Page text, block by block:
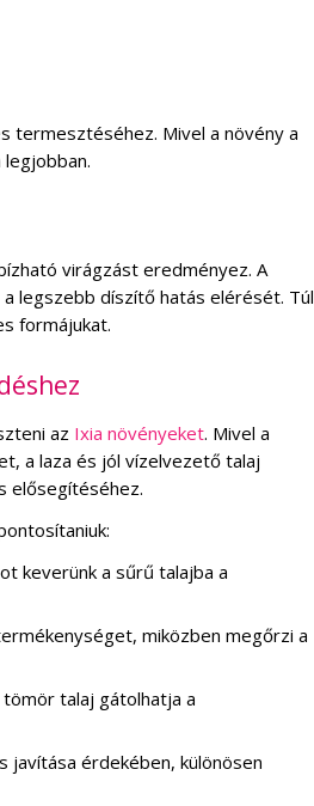
termesztéséhez. Mivel a növény a
virágzást eredményez. A
legszebb díszítő hatás elérését. Túl
formájukat.
az Ixia növényeket. Mivel a
a laza és jól vízelvezető talaj
elősegítéséhez.
keverünk a sűrű talajba a
miközben megőrzi a
tömör talaj gátolhatja a
érdekében, különösen